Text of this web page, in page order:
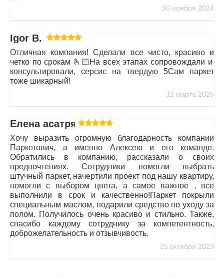
30 ноября 2024
Igor B.
Отличная компания! Сделали все чисто, красиво и
четко по срокам 🫰🏻На всех этапах сопровождали и
консультировали, серсис на твердую 5Сам паркет
тоже шикарный!
11 марта 2025
Елена асатрян
Хочу выразить огромную благодарность компании
Паркетович, а именно Алексею и его команде.
Обратились в компанию, рассказали о своих
предпочтениях. Сотрудники помогли выбрать
штучный паркет, начертили проект под нашу квартиру,
помогли с выбором цвета, а самое важное , все
выполнили в срок и качественно!Паркет покрыли
специальным маслом, подарили средство по уходу за
полом. Получилось очень красиво и стильно. Также,
спасибо каждому сотруднику за компетентность,
доброжелательность и отзывчивость.
25 октября 2023